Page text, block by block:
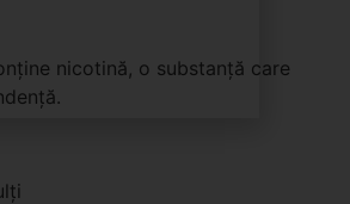
nicotină, o substanță care